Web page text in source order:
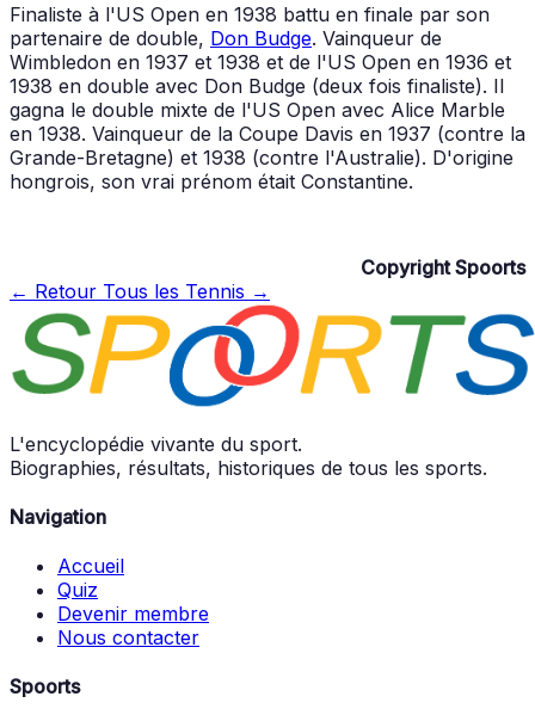
Finaliste à l'US Open en 1938 battu en finale par son
partenaire de double, Don Budge. Vainqueur de
Wimbledon en 1937 et 1938 et de l'US Open en 1936 et
1938 en double avec Don Budge (deux fois finaliste). Il
gagna le double mixte de l'US Open avec Alice Marble
en 1938. Vainqueur de la Coupe Davis en 1937 (contre la
Grande-Bretagne) et 1938 (contre l'Australie). D'origine
hongrois, son vrai prénom était Constantine.
Copyright Spoorts
← Retour Tous les Tennis →
L'encyclopédie vivante du sport.
Biographies, résultats, historiques de tous les sports.
Navigation
Accueil
Quiz
Devenir membre
Nous contacter
Spoorts